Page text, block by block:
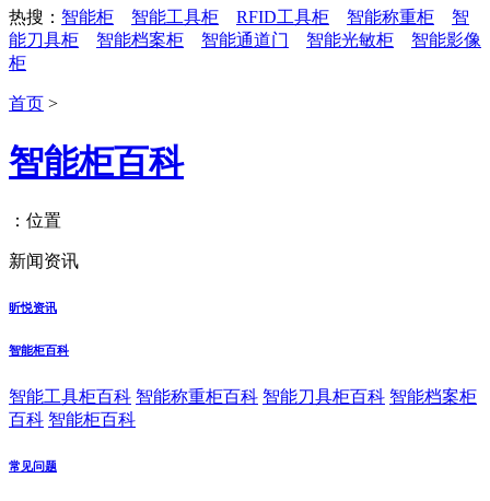
热搜： 智能柜 智能工具柜 RFID工具柜 智能称重柜
智
能刀具柜
智能档案柜 智能通道门 智能光敏柜
智能影像
柜
首页 >
智能柜百科
：位置
新闻资讯
昕悦资讯
智能柜百科
智能工具柜百科 智能称重柜百科 智能刀具柜百科 智能档案柜
百科 智能柜百科
常见问题